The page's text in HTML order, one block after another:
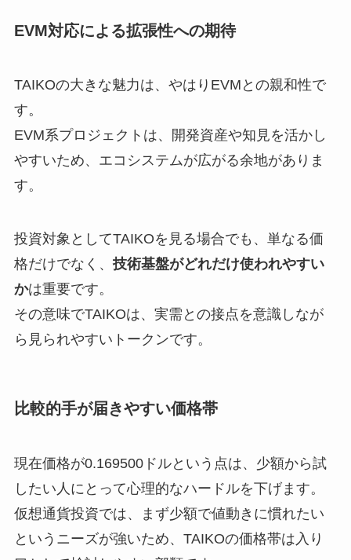
EVM対応による拡張性への期待
TAIKOの大きな魅力は、やはりEVMとの親和性で
す。
EVM系プロジェクトは、開発資産や知見を活かし
やすいため、エコシステムが広がる余地がありま
す。
投資対象としてTAIKOを見る場合でも、単なる価
格だけでなく、 技術基盤がどれだけ使われやすい
かは重要です。
その意味でTAIKOは、実需との接点を意識しなが
ら見られやすいトークンです。
比較的手が届きやすい価格帯
現在価格が0.169500ドルという点は、少額から試
したい人にとって心理的なハードルを下げます。
仮想通貨投資では、まず少額で値動きに慣れたい
というニーズが強いため、TAIKOの価格帯は入り